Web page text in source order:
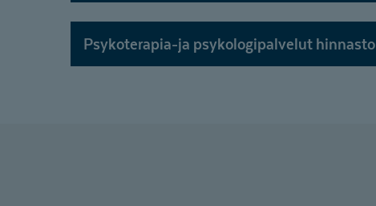
Psykoterapia-ja psykologipalvelut hinnasto